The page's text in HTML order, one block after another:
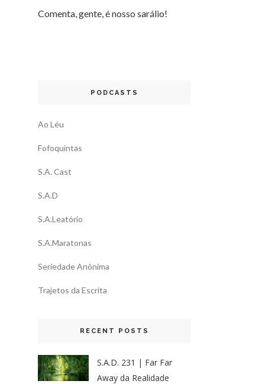
Comenta, gente, é nosso sarálio!
PODCASTS
Ao Léu
Fofoquintas
S.A. Cast
S.A.D
S.A.Leatório
S.A.Maratonas
Seriedade Anônima
Trajetos da Escrita
RECENT POSTS
S.A.D. 231 | Far Far
Away da Realidade